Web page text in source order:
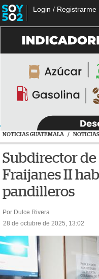
Login / Registrarme
NOTICIAS GUATEMALA / NOTICIAS
Subdirector de
Fraijanes II
pandilleros
Por Dulce Rivera
28 de octubre de 2025, 13:02